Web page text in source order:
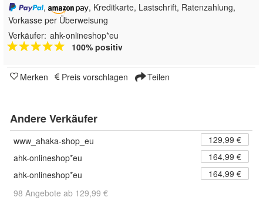
,
, Kreditkarte, Lastschrift, Ratenzahlung,
Vorkasse per Überweisung
Verkäufer: ahk-onlineshop*eu
100% positiv
Merken Preis vorschlagen Teilen
Andere Verkäufer
www_ahaka-shop_eu
129,99 €
ahk-onlineshop*eu
164,99 €
ahk-onlineshop*eu
164,99 €
98 Angebote ab 129,99 €